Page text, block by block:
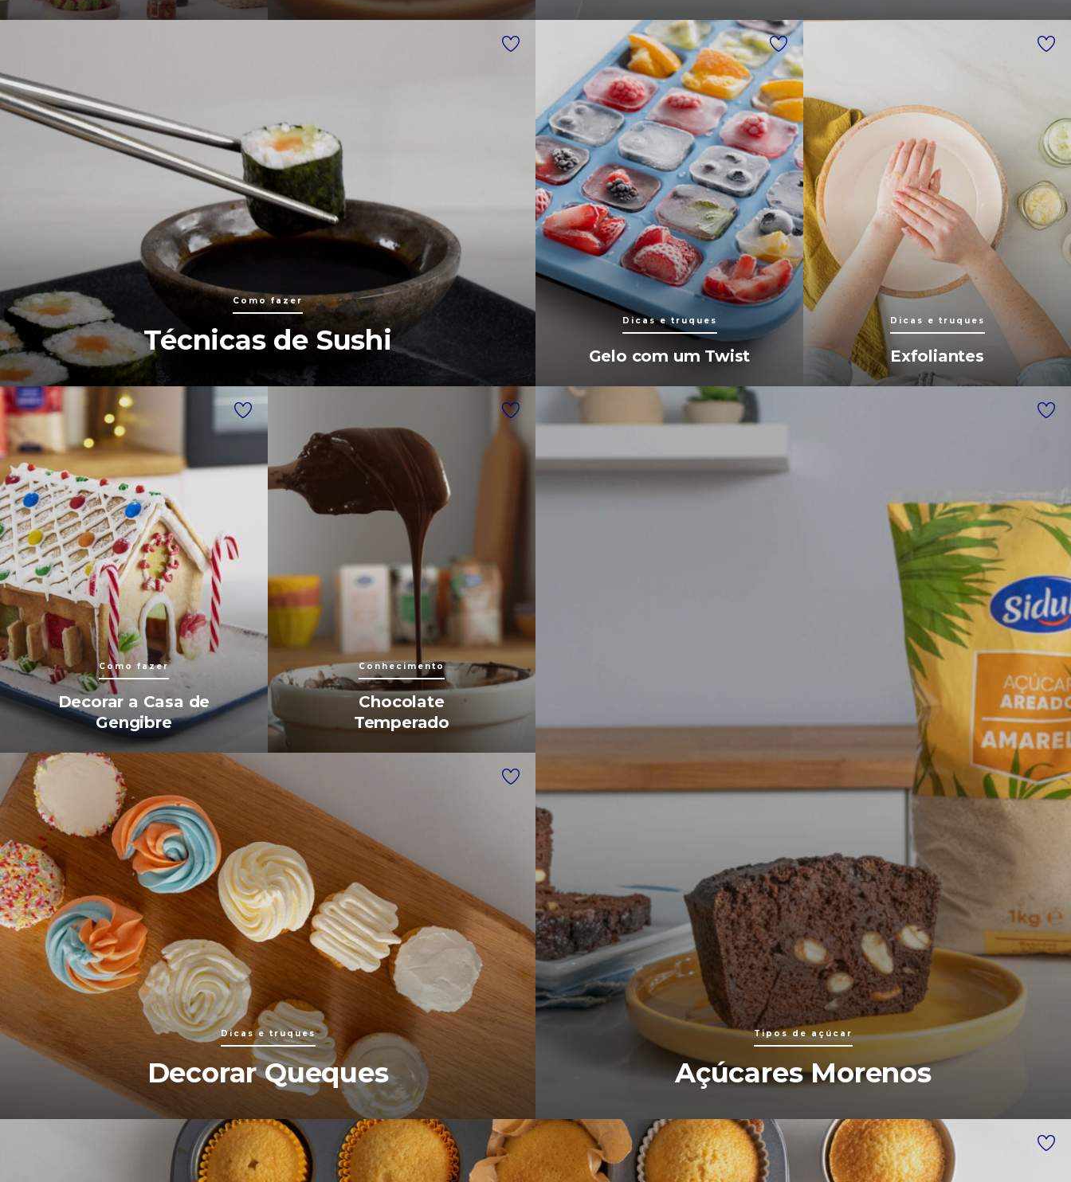
Como fazer
Técnicas de Sushi
Dicas e truques
Gelo com um Twist
Dicas e truques
Exfoliantes
Como fazer
Decorar a Casa de
Gengibre
Conhecimento
Chocolate
Temperado
Tipos de açúcar
Açúcares Morenos
Dicas e truques
Decorar Queques